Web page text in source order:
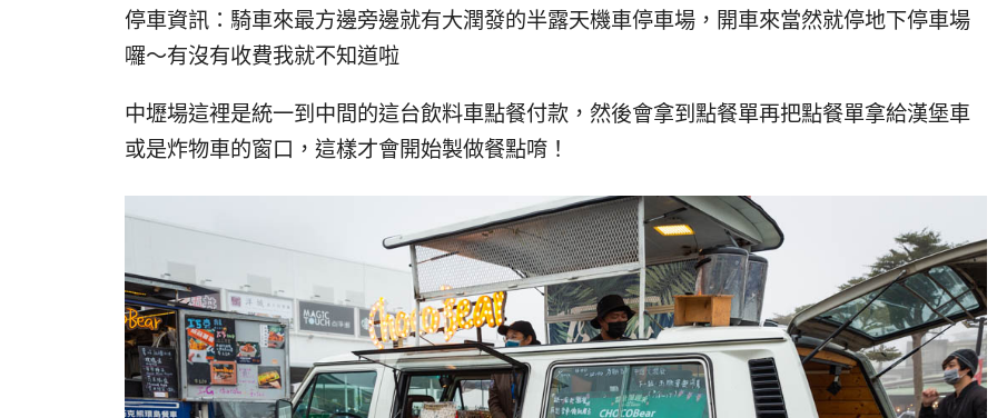
停車資訊：騎車來最方邊旁邊就有大潤發的半露天機車停車場，開車來當然就停地下停車場
囉～有沒有收費我就不知道啦
中壢場這裡是統一到中間的這台飲料車點餐付款，然後會拿到點餐單再把點餐單拿給漢堡車
或是炸物車的窗口，這樣才會開始製做餐點唷！